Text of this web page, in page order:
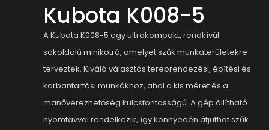
Kubota K008-5
A Kubota K008-5 egy ultrakompakt, rendkívül
sokoldalú minikotró, amelyet szűk munkaterületekre
terveztek. Kiváló választás tereprendezési, építési és
karbantartási munkákhoz, ahol a kis méret és a
manőverezhetőség kulcsfontosságú. A gép állítható
nyomtávval rendelkezik, így könnyedén átjuthat szűk